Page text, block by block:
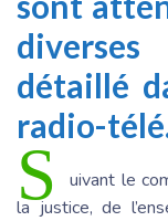
détaillé
radio-
S
uivant le
la justice, de